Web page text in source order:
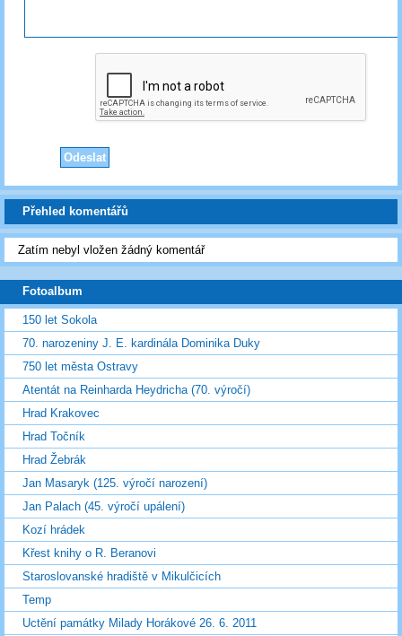
Přehled komentářů
Zatím nebyl vložen žádný komentář
Fotoalbum
150 let Sokola
70. narozeniny J. E. kardinála Dominika Duky
750 let města Ostravy
Atentát na Reinharda Heydricha (70. výročí)
Hrad Krakovec
Hrad Točník
Hrad Žebrák
Jan Masaryk (125. výročí narození)
Jan Palach (45. výročí upálení)
Kozí hrádek
Křest knihy o R. Beranovi
Staroslovanské hradiště v Mikulčicích
Temp
Uctění památky Milady Horákové 26. 6. 2011